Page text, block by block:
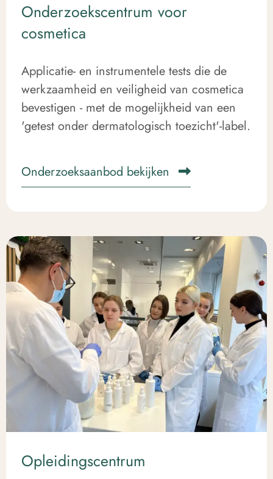
Onderzoekscentrum voor
cosmetica
Applicatie- en instrumentele tests die de
werkzaamheid en veiligheid van cosmetica
bevestigen - met de mogelijkheid van een
'getest onder dermatologisch toezicht'-label.
Onderzoeksaanbod bekijken
Opleidingscentrum